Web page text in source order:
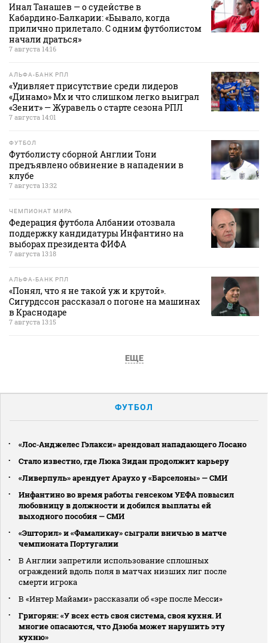
Инал Танашев — о судействе в
Кабардино‑Балкарии: «Бывало, когда
прилично прилетало. С одним футболистом
начали драться»
7 августа 14:16
АЛЬФА-БАНК РПЛ
«Удивляет присутствие среди лидеров
«Динамо» Мх и что слишком легко выиграл
«Зенит» — Журавель о старте сезона РПЛ
7 августа 14:01
ФУТБОЛ
Футболисту сборной Англии Тони
предъявлено обвинение в нападении в
клубе
7 августа 13:32
ЧЕМПИОНАТ МИРА
Федерация футбола Албании отозвала
поддержку кандидатуры Инфантино на
выборах президента ФИФА
7 августа 13:18
АЛЬФА-БАНК РПЛ
«Понял, что я не такой уж и крутой».
Сигурдссон рассказал о погоне на машинах
в Краснодаре
7 августа 13:15
ЕЩЕ
ФУТБОЛ
«Лос‑Анджелес Гэлакси» арендовал нападающего Лосано
Стало известно, где Люка Зидан продолжит карьеру
«Ливерпуль» арендует Араухо у «Барселоны» — СМИ
Инфантино во время работы генсеком УЕФА повысил
любовницу в должности и добился выплаты ей
выходного пособия — СМИ
«Эшторил» и «Фамаликау» сыграли вничью в матче
чемпионата Португалии
В Англии запретили использование сплошных
ограждений вдоль поля в матчах низших лиг после
смерти игрока
В «Интер Майами» рассказали об «эре после Месси»
Григорян: «У всех есть своя система, своя кухня. И
многие опасаются, что Дзюба может нарушить эту
кухню»